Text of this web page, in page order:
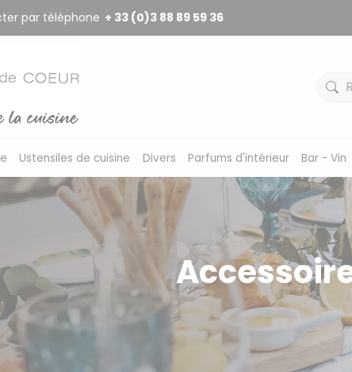
par téléphone + 33 (0)3 88 89 59 36
Ustensiles de cuisine Divers Parfums d'intérieur Bar - Vin